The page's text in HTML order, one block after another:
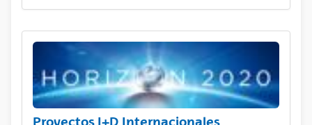
Proyectos I+D Internacionales